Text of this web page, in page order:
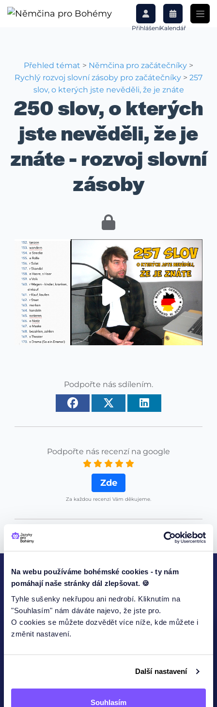
Na webu používáme bohémské cookies - ty nám
pomáhají naše stránky dál zlepšovat. 🍪
Tyhle sušenky nekřupou ani nedrobí. Kliknutím na
"Souhlasím" nám dáváte najevo, že jste pro.
O cookies se můžete dozvědět více níže, kde můžete i
změnit nastavení.
Další nastavení
Souhlasím
PřihlášeníKalendář
Přehled témat > Němčina pro začátečníky >
Rychlý rozvoj slovní zásoby pro začátečníky > 257
slov, o kterých jste nevěděli, že je znáte
250 slov, o kterých
jste nevěděli, že je
znáte - rozvoj slovní
zásoby
Podpořte nás sdílením.
Podpořte nás recenzí na google
Zde
Za každou recenzi Vám děkujeme.
KONTAKTUJTE NÁS